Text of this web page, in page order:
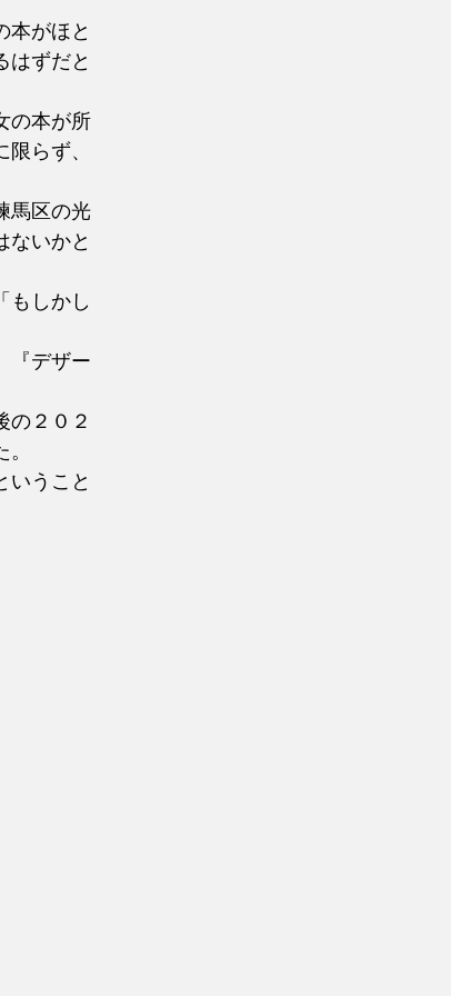
本がほと
はずだと
の本が所
らず、
馬区の光
ないかと
もしかし
『デザー
の２０２
いうこと